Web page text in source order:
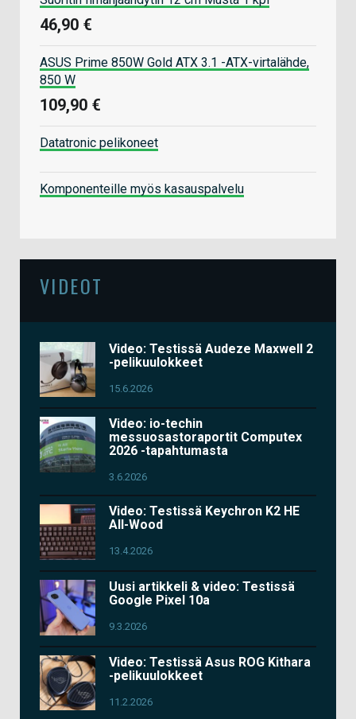
46,90 €
ASUS Prime 850W Gold ATX 3.1 -ATX-virtalähde,
850 W
109,90 €
Datatronic pelikoneet
Komponenteille myös kasauspalvelu
VIDEOT
Video: Testissä Audeze Maxwell 2
-pelikuulokkeet
15.6.2026
Video: io-techin
messuosastoraportit Computex
2026 -tapahtumasta
3.6.2026
Video: Testissä Keychron K2 HE
All-Wood
13.4.2026
Uusi artikkeli & video: Testissä
Google Pixel 10a
9.3.2026
Video: Testissä Asus ROG Kithara
-pelikuulokkeet
11.2.2026